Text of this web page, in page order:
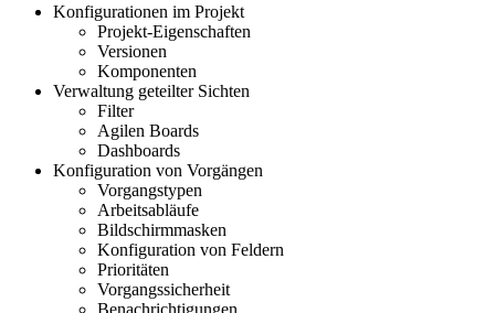
Konfigurationen im Projekt
Projekt-Eigenschaften
Versionen
Komponenten
Verwaltung geteilter Sichten
Filter
Agilen Boards
Dashboards
Konfiguration von Vorgängen
Vorgangstypen
Arbeitsabläufe
Bildschirmmasken
Konfiguration von Feldern
Prioritäten
Vorgangssicherheit
Benachrichtigungen